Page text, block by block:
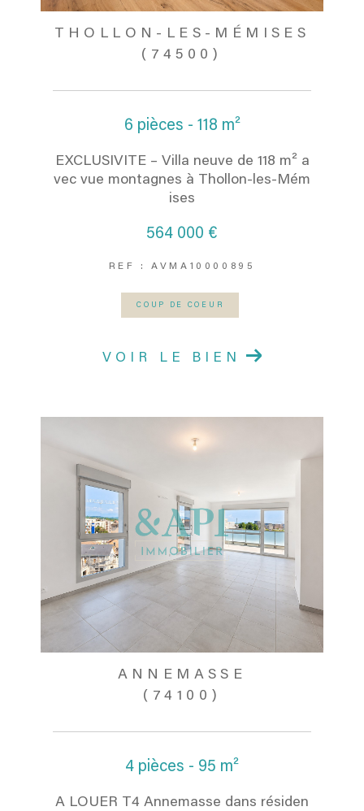
THOLLON-LES-MÉMISES
(74500)
6 pièces - 118 m²
EXCLUSIVITE – Villa neuve de 118 m² a
vec vue montagnes à Thollon-les-Mém
ises
564 000 €
REF : AVMA10000895
COUP DE COEUR
VOIR LE BIEN
ANNEMASSE
(74100)
4 pièces - 95 m²
A LOUER T4 Annemasse dans résiden